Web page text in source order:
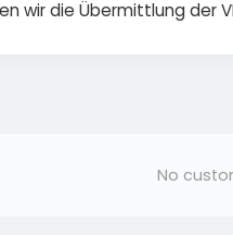
wir die Übermittlung der
No